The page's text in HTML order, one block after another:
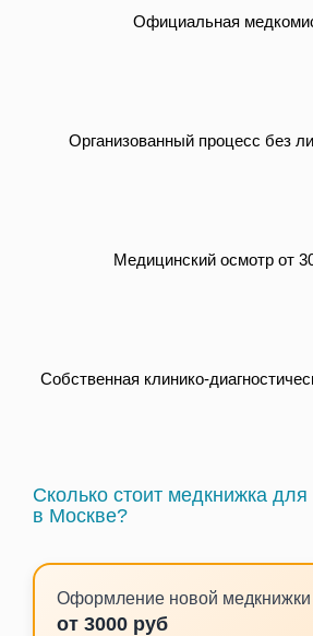
Официальная
Организованный процесс без
Медицинский осмотр от
Собственная клинико-
Сколько стоит медкнижка
в Москве?
Оформление новой медкнижки
от 3000 руб